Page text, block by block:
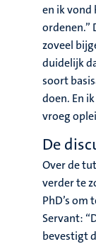
en ik vond
ordenen.”
zoveel
duidelijk
soort
doen. En
vroeg
De
Over de
verder te
PhD’s
Servant:
bevestigt